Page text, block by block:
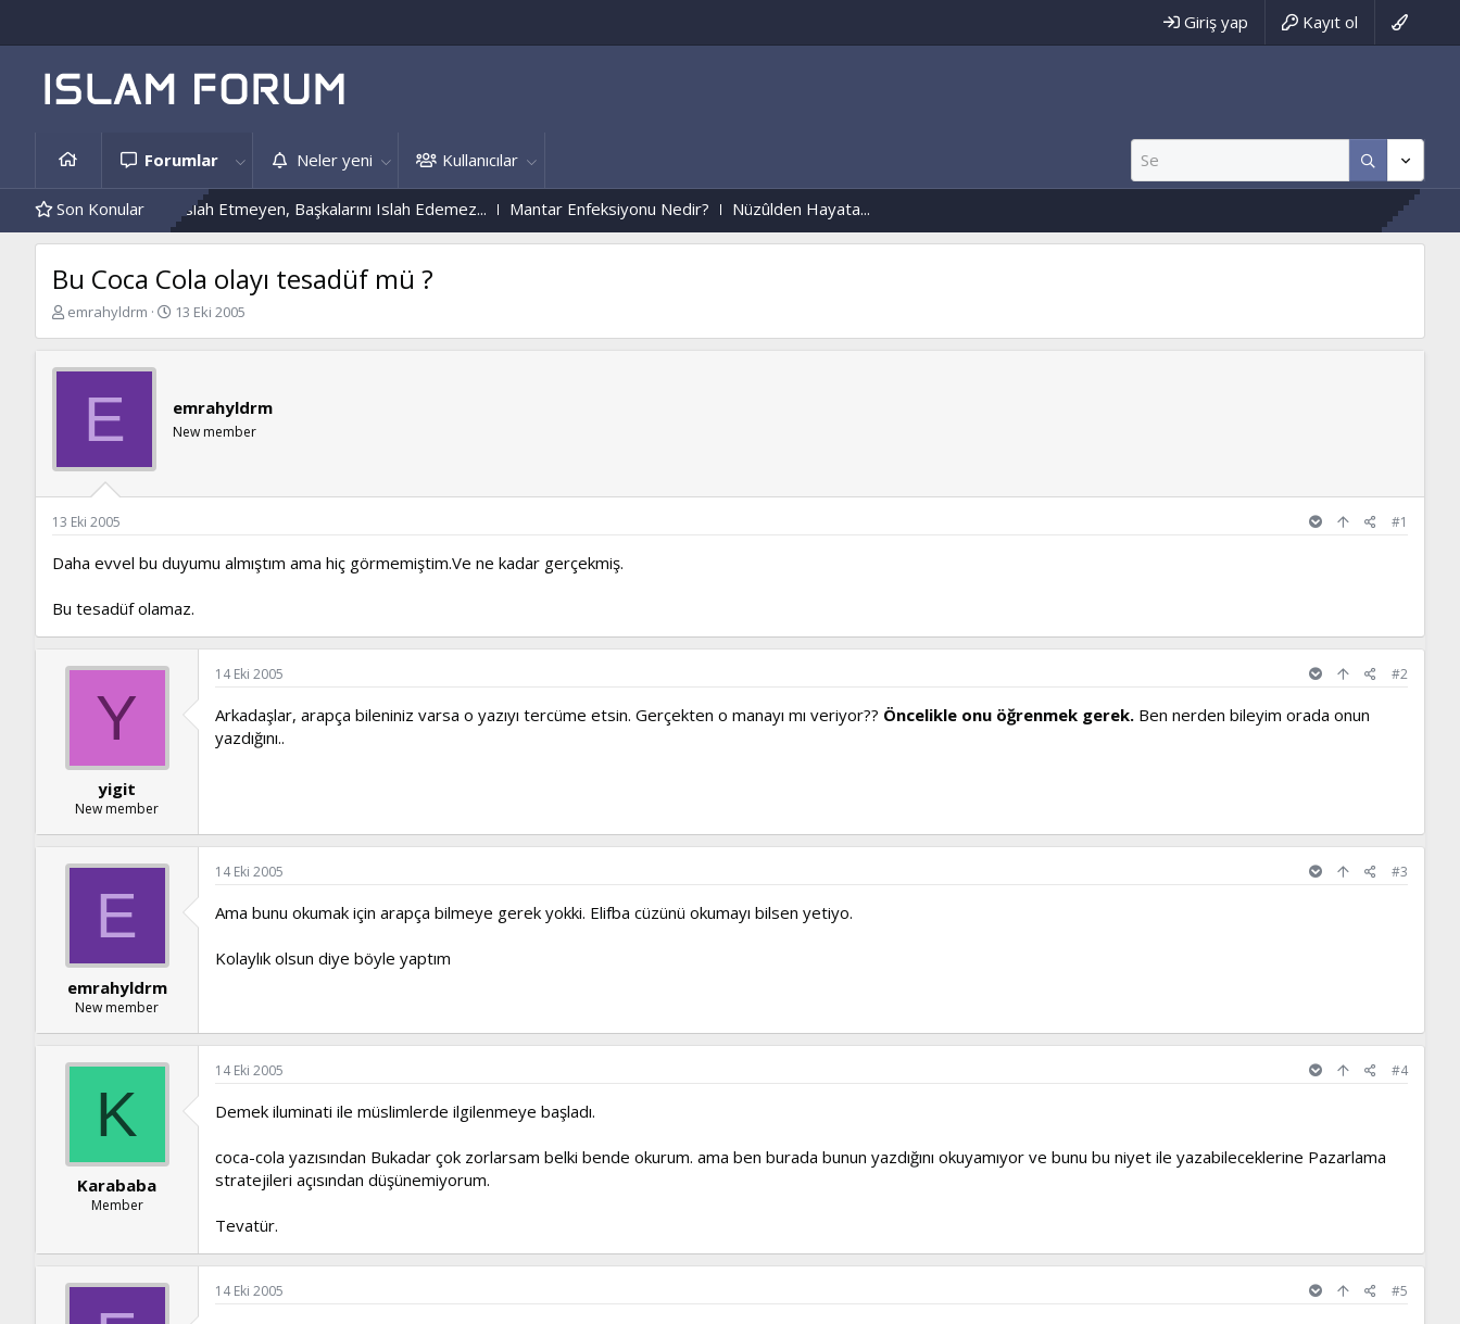
Giriş yap Kayıt ol
Forumlar Neler yeni Kullanıcılar
Son Konular
Kendini Islah Etmeyen, Başkalarını Islah Edemez... Mantar Enfeksiyonu Nedir? Nüzûlden Hayata...
Bu Coca Cola olayı tesadüf mü ?
K
b
a
a
a
emrahyldrm
B
n
g
h
13 Eki 2005
E emrahyldrm
New member
13 Eki 2005 #1
Daha evvel bu duyumu almıştım ama hiç görmemiştim.Ve ne kadar gerçekmiş.
Bu tesadüf olamaz.
Y
yigit
New member
14 Eki 2005 #2
Arkadaşlar, arapça bileniniz varsa o yazıyı tercüme etsin. Gerçekten o manayı mı veriyor?? Öncelikle onu öğrenmek gerek. Ben nerden bileyim orada onun
yazdığını..
E
emrahyldrm
New member
14 Eki 2005 #3
Ama bunu okumak için arapça bilmeye gerek yokki. Elifba cüzünü okumayı bilsen yetiyo.
Kolaylık olsun diye böyle yaptım
K
Karababa
Member
14 Eki 2005 #4
Demek iluminati ile müslimlerde ilgilenmeye başladı.
coca-cola yazısından Bukadar çok zorlarsam belki bende okurum. ama ben burada bunun yazdığını okuyamıyor ve bunu bu niyet ile yazabileceklerine Pazarlama
stratejileri açısından düşünemiyorum.
Tevatür.
14 Eki 2005 #5